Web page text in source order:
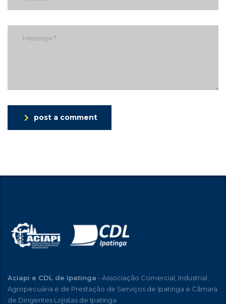
post a comment
Aciapi e CDL de Ipatinga - Associação Comercial, Industrial,
Agropecuária e de Prestação de Serviços de Ipatinga e Câmara
de Dirigentes Lojistas de Ipatinga